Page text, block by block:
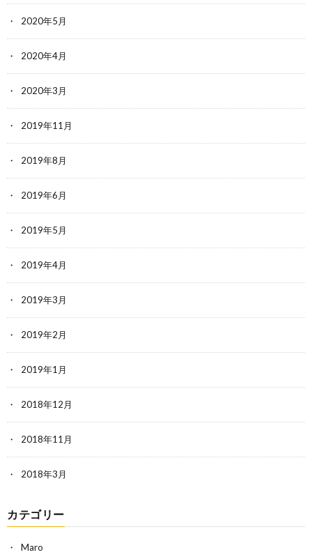
2020年5月
2020年4月
2020年3月
2019年11月
2019年8月
2019年6月
2019年5月
2019年4月
2019年3月
2019年2月
2019年1月
2018年12月
2018年11月
2018年3月
カテゴリー
Maro